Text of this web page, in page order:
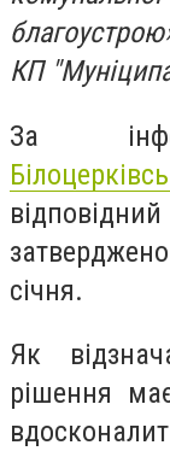
КП
За
січня.
Як
рішення